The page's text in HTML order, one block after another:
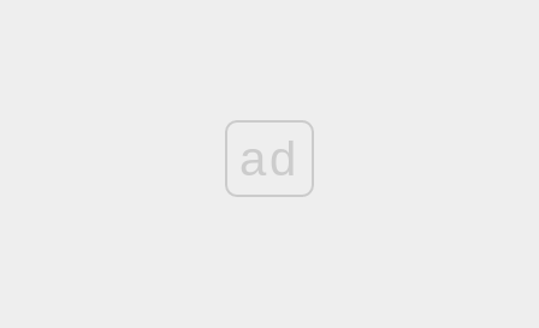
ad